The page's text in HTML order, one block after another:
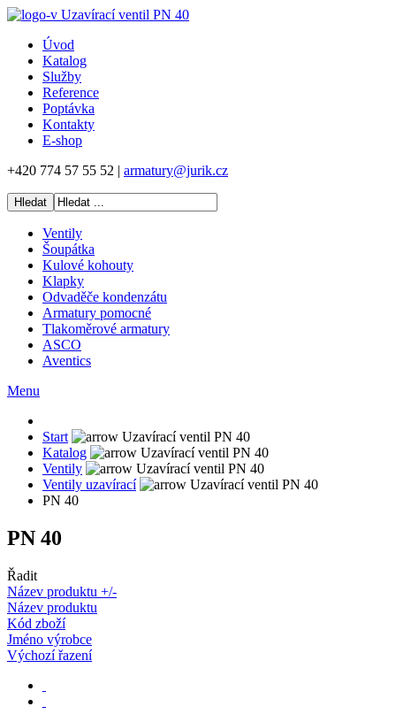
Úvod
Katalog
Služby
Reference
Poptávka
Kontakty
E-shop
+420 774 57 55 52 | armatury@jurik.cz
Ventily
Šoupátka
Kulové kohouty
Klapky
Odvaděče kondenzátu
Armatury pomocné
Tlakoměrové armatury
ASCO
Aventics
Menu
Start
Katalog
Ventily
Ventily uzavírací
PN 40
PN 40
Řadit
Název produktu +/-
Název produktu
Kód zboží
Jméno výrobce
Výchozí řazení